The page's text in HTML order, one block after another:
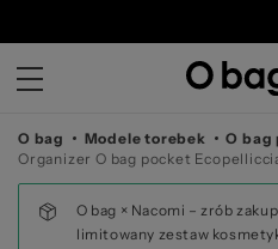
O bag Modele torebek O bag
Organizer O bag pocket
O bag × Nacomi – zrób
limitowany zestaw